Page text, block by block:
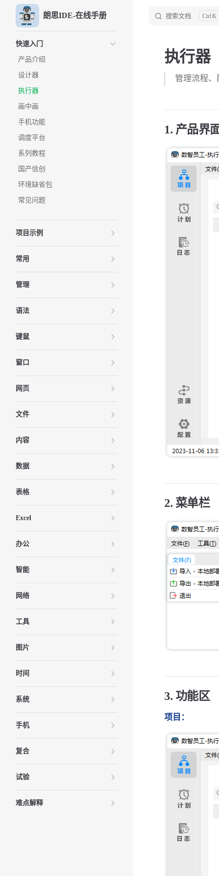
Skip to content朗思IDE-在线手册 搜索文档 K
快速入门
产品介绍
设计器
执行器
画中画
手机功能
调度平台
系列教程
国产信创
环境缺省包
常见问题
项目示例
常用
管理
语法
键鼠
窗口
网页
文件
内容
数据
表格
Excel
办公
智能
网络
工具
图片
时间
系统
手机
复合
试验
难点解释
执行器
管理流程
1. 产品界
2. 菜单栏
3. 功能区
项目：